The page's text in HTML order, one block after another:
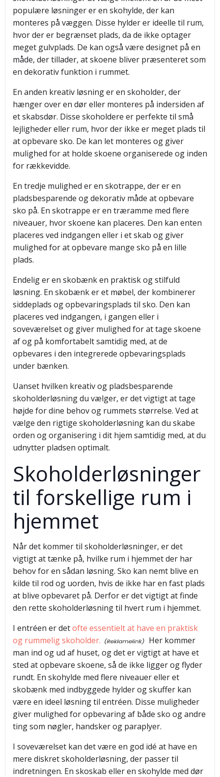
populære løsninger er en skohylde, der kan
monteres på væggen. Disse hylder er ideelle til rum,
hvor der er begrænset plads, da de ikke optager
meget gulvplads. De kan også være designet på en
måde, der tillader, at skoene bliver præsenteret som
en dekorativ funktion i rummet.
En anden kreativ løsning er en skoholder, der
hænger over en dør eller monteres på indersiden af
et skabsdør. Disse skoholdere er perfekte til små
lejligheder eller rum, hvor der ikke er meget plads til
at opbevare sko. De kan let monteres og giver
mulighed for at holde skoene organiserede og inden
for rækkevidde.
En tredje mulighed er en skotrappe, der er en
pladsbesparende og dekorativ måde at opbevare
sko på. En skotrappe er en træramme med flere
niveauer, hvor skoene kan placeres. Den kan enten
placeres ved indgangen eller i et skab og giver
mulighed for at opbevare mange sko på en lille
plads.
Endelig er en skobænk en praktisk og stilfuld
løsning. En skobænk er et møbel, der kombinerer
siddeplads og opbevaringsplads til sko. Den kan
placeres ved indgangen, i gangen eller i
soveværelset og giver mulighed for at tage skoene
af og på komfortabelt samtidig med, at de
opbevares i den integrerede opbevaringsplads
under bænken.
Uanset hvilken kreativ og pladsbesparende
skoholderløsning du vælger, er det vigtigt at tage
højde for dine behov og rummets størrelse. Ved at
vælge den rigtige skoholderløsning kan du skabe
orden og organisering i dit hjem samtidig med, at du
udnytter pladsen optimalt.
Skoholderløsninger
til forskellige rum i
hjemmet
Når det kommer til skoholderløsninger, er det
vigtigt at tænke på, hvilke rum i hjemmet der har
behov for en sådan løsning. Sko kan nemt blive en
kilde til rod og uorden, hvis de ikke har en fast plads
at blive opbevaret på. Derfor er det vigtigt at finde
den rette skoholderløsning til hvert rum i hjemmet.
I entréen er detofte essentielt at have en praktisk
og rummelig skoholder.
Her kommer
man ind og ud af huset, og det er vigtigt at have et
sted at opbevare skoene, så de ikke ligger og flyder
rundt. En skohylde med flere niveauer eller et
skobænk med indbyggede hylder og skuffer kan
være en ideel løsning til entréen. Disse muligheder
giver mulighed for opbevaring af både sko og andre
ting som nøgler, handsker og paraplyer.
I soveværelset kan det være en god idé at have en
mere diskret skoholderløsning, der passer til
indretningen. En skoskab eller en skohylde med dør